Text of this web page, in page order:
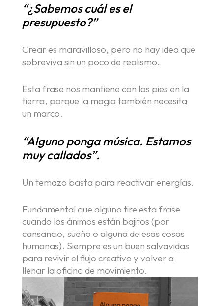
Home
Portfolio
Blog: ideas en movimiento
Contacto
“¿Sabemos cuál es el
presupuesto?”
Crear es maravilloso, pero no hay idea que
sobreviva sin un poco de realismo.
Esta frase nos mantiene con los pies en la
tierra, porque la magia también necesita
un marco.
“Alguno ponga música. Estamos
muy callados”.
Un temazo basta para reactivar energías.
Fundamental que alguno tire esta frase
cuando los ánimos están bajitos (por
cansancio, sueño o alguna de esas cosas
humanas). Siempre es un buen salvavidas
para revivir el flujo creativo y volver a
llenar la oficina de movimiento.